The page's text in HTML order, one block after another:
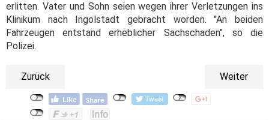
erlitten. Vater und Sohn seien wegen ihrer Verletzungen ins
Klinikum nach Ingolstadt gebracht worden. "An beiden
Fahrzeugen entstand erheblicher Sachschaden", so die
Polizei.
Zurück Weiter